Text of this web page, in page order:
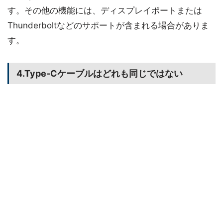
す。その他の機能には、ディスプレイポートまたは
Thunderboltなどのサポートが含まれる場合がありま
す。
4.Type-Cケーブルはどれも同じではない